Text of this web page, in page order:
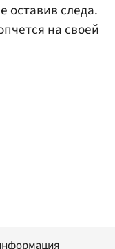
оставив следа.
на своей